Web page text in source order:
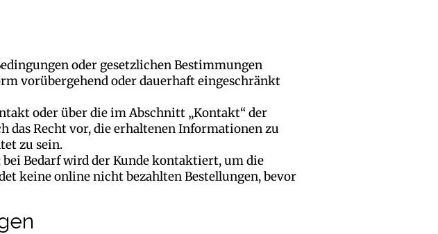
oder gesetzlichen Bestimmungen
vorübergehend oder dauerhaft eingeschränkt
oder über die im Abschnitt „Kontakt“ der
das Recht vor, die erhaltenen Informationen zu
zu sein.
Bedarf wird der Kunde kontaktiert, um die
keine online nicht bezahlten Bestellungen, bevor